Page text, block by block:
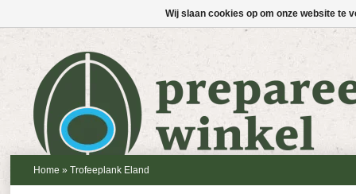
Home » Trofeeplank Eland
Wij slaan cookies op om onze website te